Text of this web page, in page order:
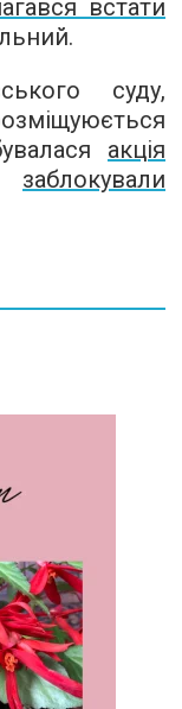
встати
суду,
акція
заблокували